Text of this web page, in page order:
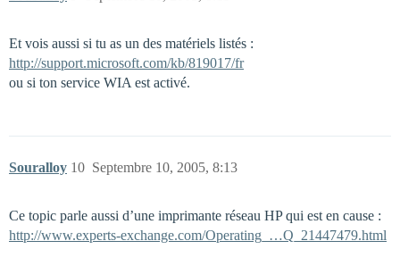
Et vois aussi si tu as un des matériels listés :
http://support.microsoft.com/kb/819017/fr
ou si ton service WIA est activé.
Souralloy Septembre 10, 2005, 8:13
10
Ce topic parle aussi d’une imprimante réseau HP qui est en cause :
http://www.experts-exchange.com/Operating_…Q_21447479.html